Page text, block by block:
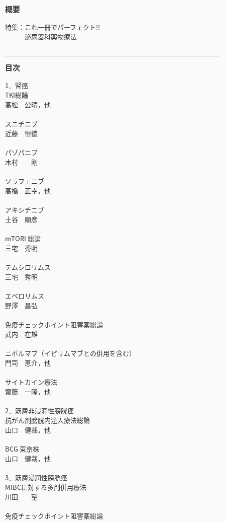
概要
特集：これ一冊でパーフェクト!!
泌尿器科薬物療法
目次
1．腎癌
TKI総論
髙松 公晴，他
スニチニブ
近藤 恒徳
パゾパニブ
木村 剛
ソラフェニブ
高橋 正幸，他
アキシチニブ
土谷 順彦
mTORI 総論
三宅 秀明
テムシロリムス
三宅 秀明
エベロリムス
野澤 昌弘
免疫チェックポイント阻害薬総論
武内 在雄
ニボルマブ（イピリムマブとの併用を含む）
門司 恵介，他
サイトカイン療法
齋藤 一隆，他
2．筋層非浸潤性膀胱癌
抗がん剤膀胱内注入療法総論
山口 健哉，他
BCG 東京株
山口 健哉，他
3．筋層浸潤性膀胱癌
MIBCに対する多剤併用療法
川田 望
免疫チェックポイント阻害薬総論